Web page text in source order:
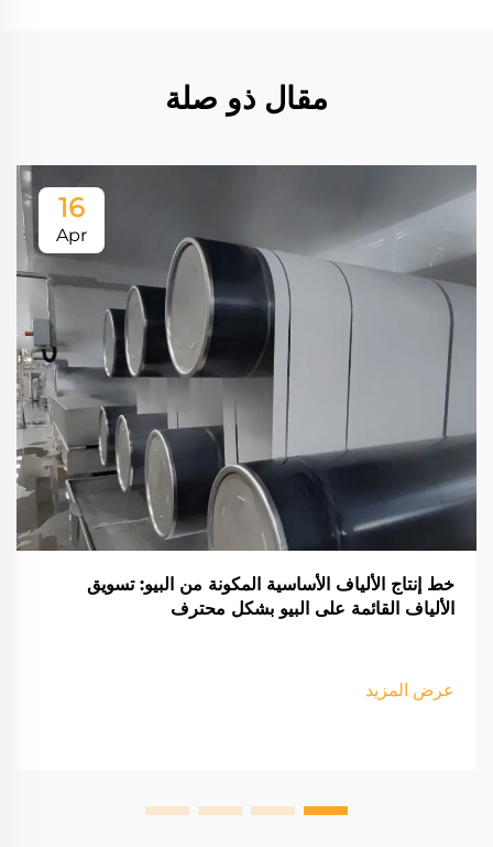
مقال ذو صلة
16
Apr
خط إنتاج الألياف الأساسية المكونة من البيو: تسويق
الألياف القائمة على البيو بشكل محترف
عرض المزيد